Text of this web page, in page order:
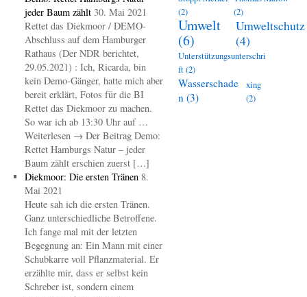
jeder Baum zählt 30. Mai 2021
Rettet das Diekmoor / DEMO-
Abschluss auf dem Hamburger
Rathaus (Der NDR berichtet,
29.05.2021) : Ich, Ricarda, bin
kein Demo-Gänger, hatte mich aber
bereit erklärt, Fotos für die BI
Rettet das Diekmoor zu machen.
So war ich ab 13:30 Uhr auf …
Weiterlesen → Der Beitrag Demo:
Rettet Hamburgs Natur – jeder
Baum zählt erschien zuerst […]
Diekmoor: Die ersten Tränen 8.
Mai 2021
Heute sah ich die ersten Tränen.
Ganz unterschiedliche Betroffene.
Ich fange mal mit der letzten
Begegnung an: Ein Mann mit einer
Schubkarre voll Pflanzmaterial. Er
erzählte mir, dass er selbst kein
Schreber ist, sondern einem
(2)
(2)
Umwelt
(6)
Umweltschutz
(4)
Unterstützungsunterschri
ft(2)
Wasserschade
n (3)
xing
(2)